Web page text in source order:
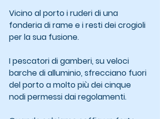
Vicino al porto i ruderi di una
fonderia di rame e i resti dei crogioli
per la sua fusione.
I pescatori di gamberi, su veloci
barche di alluminio, sfrecciano fuori
del porto a molto più dei cinque
nodi permessi dai regolamenti.